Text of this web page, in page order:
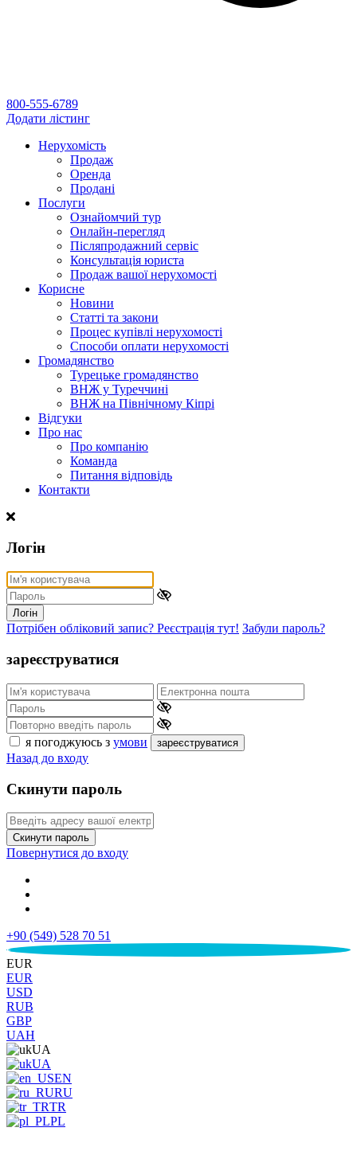
800-555-6789
Додати лістинг
Нерухомість
Продаж
Оренда
Продані
Послуги
Ознайомчий тур
Онлайн-перегляд
Післяпродажний сервіс
Консультація юриста
Продаж вашої нерухомості
Корисне
Новини
Статті та закони
Процес купівлі нерухомості
Способи оплати нерухомості
Громадянство
Турецьке громадянство
ВНЖ у Туреччині
ВНЖ на Північному Кіпрі
Відгуки
Про нас
Про компанію
Команда
Питання відповідь
Контакти
Логін
Логін
Потрібен обліковий запис? Реєстрація тут! Забули пароль?
зареєструватися
я погоджуюсь з умови зареєструватися
Назад до входу
Скинути пароль
Скинути пароль
Повернутися до входу
+90 (549) 528 70 51
€
EUR
EUR
USD
RUB
GBP
UAH
UA
UA
EN
RU
TR
PL